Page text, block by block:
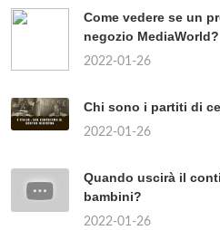
Come vedere se un
negozio MediaWorld?
2022-01-26
Chi sono i partiti di
2022-01-26
Quando uscirà il
bambini?
2022-01-26